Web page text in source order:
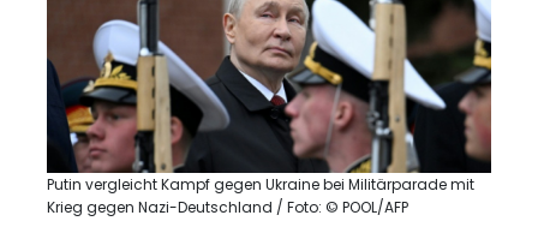
Putin vergleicht Kampf gegen Ukraine bei Militärparade mit
Krieg gegen Nazi-Deutschland / Foto: © POOL/AFP